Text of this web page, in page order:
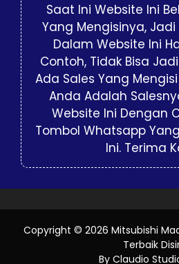
Saat Ini Website Ini
Yang Mengisinya,
Dalam Website Ini
Contoh, Tidak Bisa
Ada Sales Yang
Anda Adalah
Website Ini Dengan
Tombol Whatsapp
Ini. Terima
Copyright © 2026 Mitsubishi
Terbaik
By Claudio